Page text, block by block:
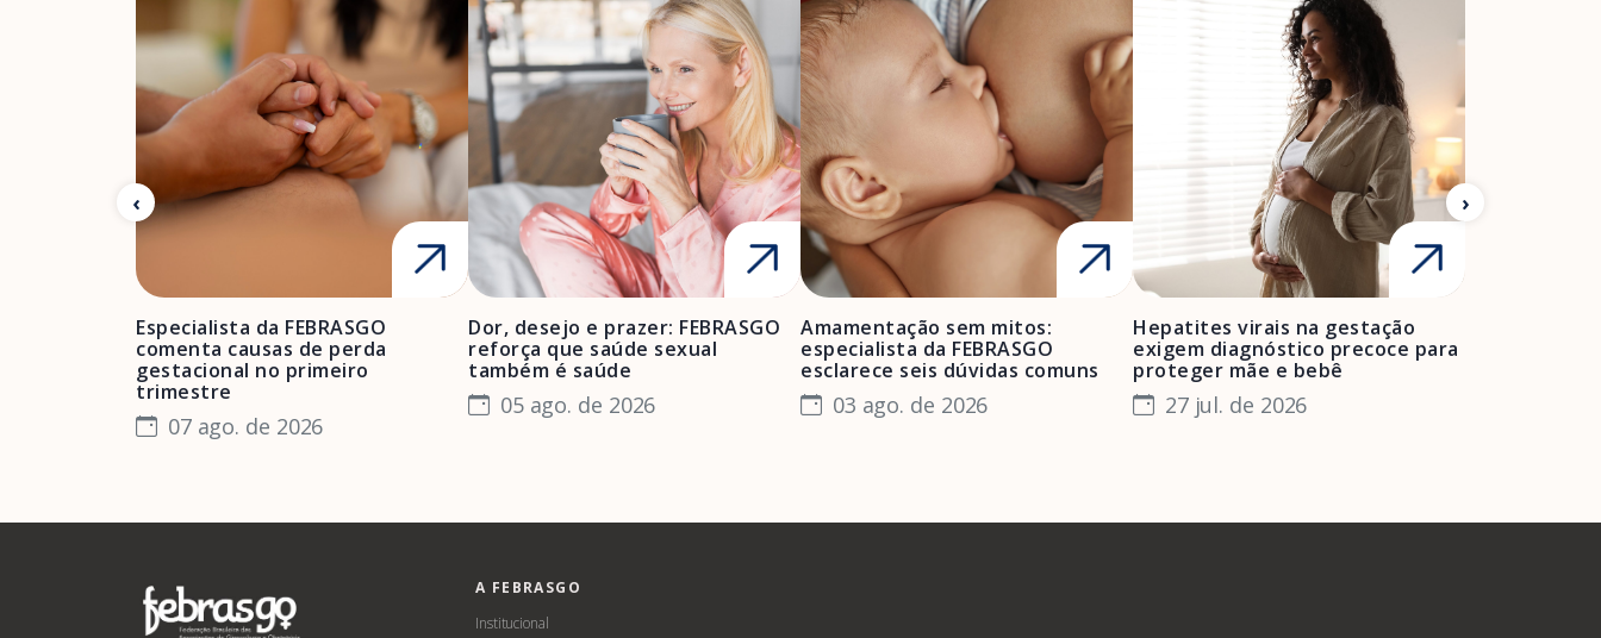
Especialista da FEBRASGO
comenta causas de perda
gestacional no primeiro
trimestre
07 ago. de 2026
Dor, desejo e prazer: FEBRASGO
reforça que saúde sexual
também é saúde
05 ago. de 2026
Amamentação sem mitos:
especialista da FEBRASGO
esclarece seis dúvidas comuns
03 ago. de 2026
Hepatites virais na gestação
exigem diagnóstico precoce para
proteger mãe e bebê
27 jul. de 2026
A FEBRASGO
Institucional